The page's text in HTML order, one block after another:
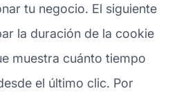
tu negocio. El siguiente
la duración de la cookie
muestra cuánto tiempo
el último clic. Por